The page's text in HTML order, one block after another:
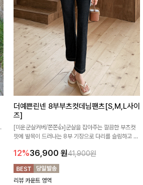
더예쁜린넨 8부부츠컷데님팬츠[S,M,L사이
즈]
[미운군살커버/쫀쫀👍]군살을 잡아주는 깔끔한 부츠컷
핏에 발목이 드러나는 8부 기장으로 다리를 슬림하고 길
요~!
12%36,900 원41,900원
리뷰 카운트 영역